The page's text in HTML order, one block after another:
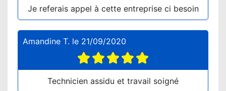
Je referais appel à cette entreprise ci besoin
Amandine T. le 21/09/2020
Technicien assidu et travail soigné